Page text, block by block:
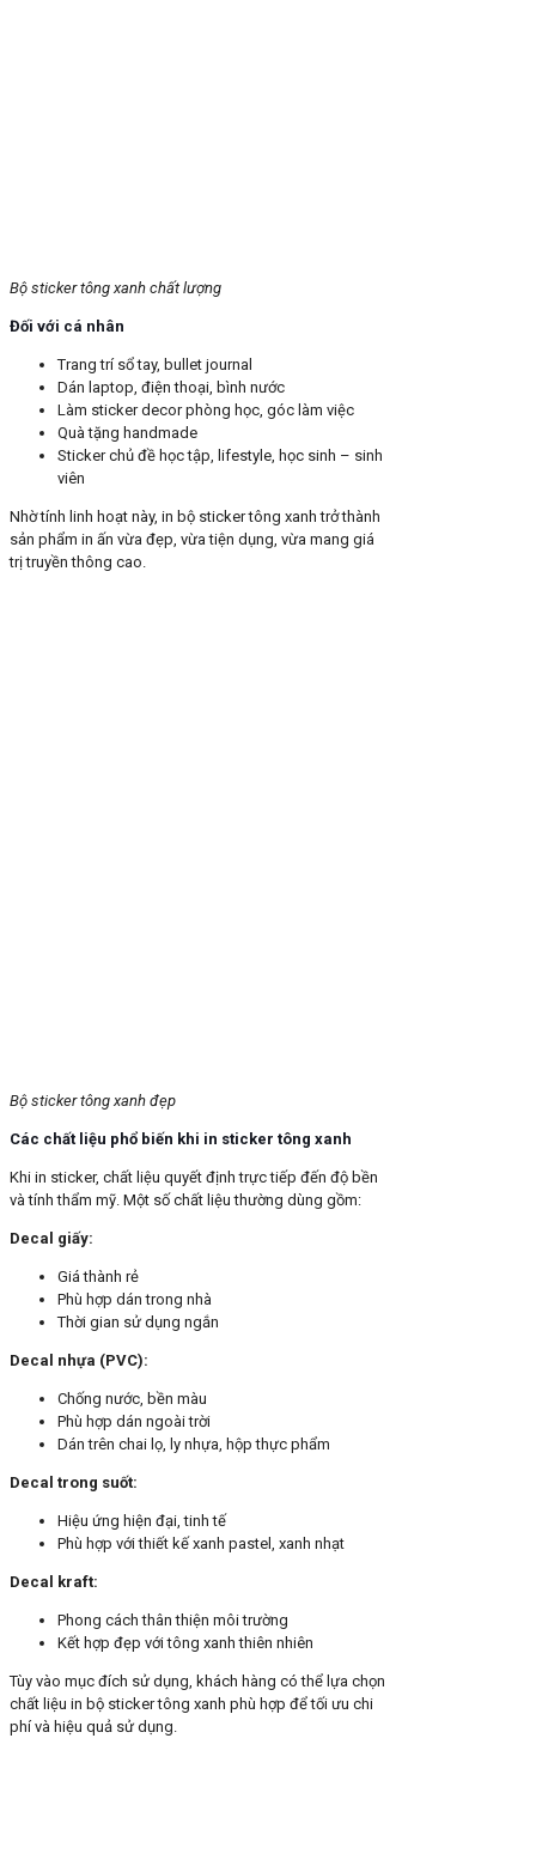
Bộ sticker tông xanh chất lượng
Đối với cá nhân
Trang trí sổ tay, bullet journal
Dán laptop, điện thoại, bình nước
Làm sticker decor phòng học, góc làm việc
Quà tặng handmade
Sticker chủ đề học tập, lifestyle, học sinh – sinh
viên
Nhờ tính linh hoạt này, in bộ sticker tông xanh trở thành
sản phẩm in ấn vừa đẹp, vừa tiện dụng, vừa mang giá
trị truyền thông cao.
Bộ sticker tông xanh đẹp
Các chất liệu phổ biến khi in sticker tông xanh
Khi in sticker, chất liệu quyết định trực tiếp đến độ bền
và tính thẩm mỹ. Một số chất liệu thường dùng gồm:
Decal giấy:
Giá thành rẻ
Phù hợp dán trong nhà
Thời gian sử dụng ngắn
Decal nhựa (PVC):
Chống nước, bền màu
Phù hợp dán ngoài trời
Dán trên chai lọ, ly nhựa, hộp thực phẩm
Decal trong suốt:
Hiệu ứng hiện đại, tinh tế
Phù hợp với thiết kế xanh pastel, xanh nhạt
Decal kraft:
Phong cách thân thiện môi trường
Kết hợp đẹp với tông xanh thiên nhiên
Tùy vào mục đích sử dụng, khách hàng có thể lựa chọn
chất liệu in bộ sticker tông xanh phù hợp để tối ưu chi
phí và hiệu quả sử dụng.